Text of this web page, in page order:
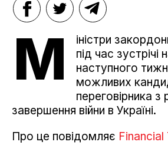
М
іністри
під час зустрічі
наступного
можливих
переговірника
завершення війни в Україні.
Про це повідомляє Financial